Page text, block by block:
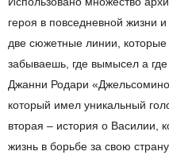
героя в повседневной жизни
две сюжетные линии,
забываешь, где вымысел а
Джанни Родари
который имел уникальный
вторая – история о Василии,
жизнь в борьбе за свою